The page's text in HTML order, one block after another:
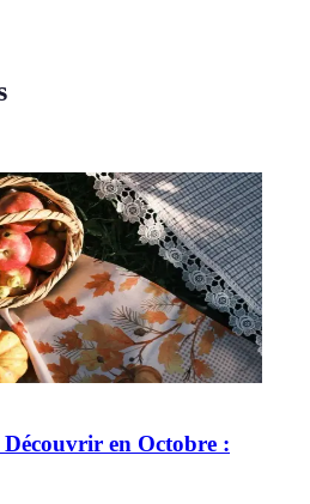
en Octobre :